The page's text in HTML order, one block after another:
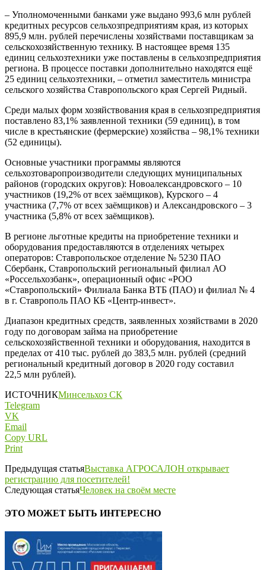
– Уполномоченными банками уже выдано 993,6 млн рублей
кредитных ресурсов сельхозпредприятиям края, из которых
895,9 млн. рублей перечислены хозяйствами поставщикам за
сельскохозяйственную технику. В настоящее время 135
единиц сельхозтехники уже поставлены в сельхозпредприятия
региона. В процессе поставки дополнительно находятся ещё
25 единиц сельхозтехники, – отметил заместитель министра
сельского хозяйства Ставропольского края Сергей Ридный.
Среди малых форм хозяйствования края в сельхозпредприятия
поставлено 83,1% заявленной техники (59 единиц), в том
числе в крестьянские (фермерские) хозяйства – 98,1% техники
(52 единицы).
Основные участники программы являются
сельхозтоваропроизводители следующих муниципальных
районов (городских округов): Новоалександровского – 10
участников (19,2% от всех заёмщиков), Курского – 4
участника (7,7% от всех заёмщиков) и Александровского – 3
участника (5,8% от всех заёмщиков).
В регионе льготные кредиты на приобретение техники и
оборудования предоставляются в отделениях четырех
операторов: Ставропольское отделение № 5230 ПАО
Сбербанк, Ставропольский региональный филиал АО
«Россельхозбанк», операционный офис «РОО
«Ставропольский» Филиала Банка ВТБ (ПАО) и филиал № 4
в г. Ставрополь ПАО КБ «Центр-инвест».
Диапазон кредитных средств, заявленных хозяйствами в 2020
году по договорам займа на приобретение
сельскохозяйственной техники и оборудования, находится в
пределах от 410 тыс. рублей до 383,5 млн. рублей (средний
региональный кредитный договор в 2020 году составил
22,5 млн рублей).
ИСТОЧНИКМинсельхоз СК
Telegram
VK
Email
Copy URL
Print
Предыдущая статьяВыставка АГРОСАЛОН открывает
регистрацию для посетителей!
Следующая статьяЧеловек на своём месте
ЭТО МОЖЕТ БЫТЬ ИНТЕРЕСНО